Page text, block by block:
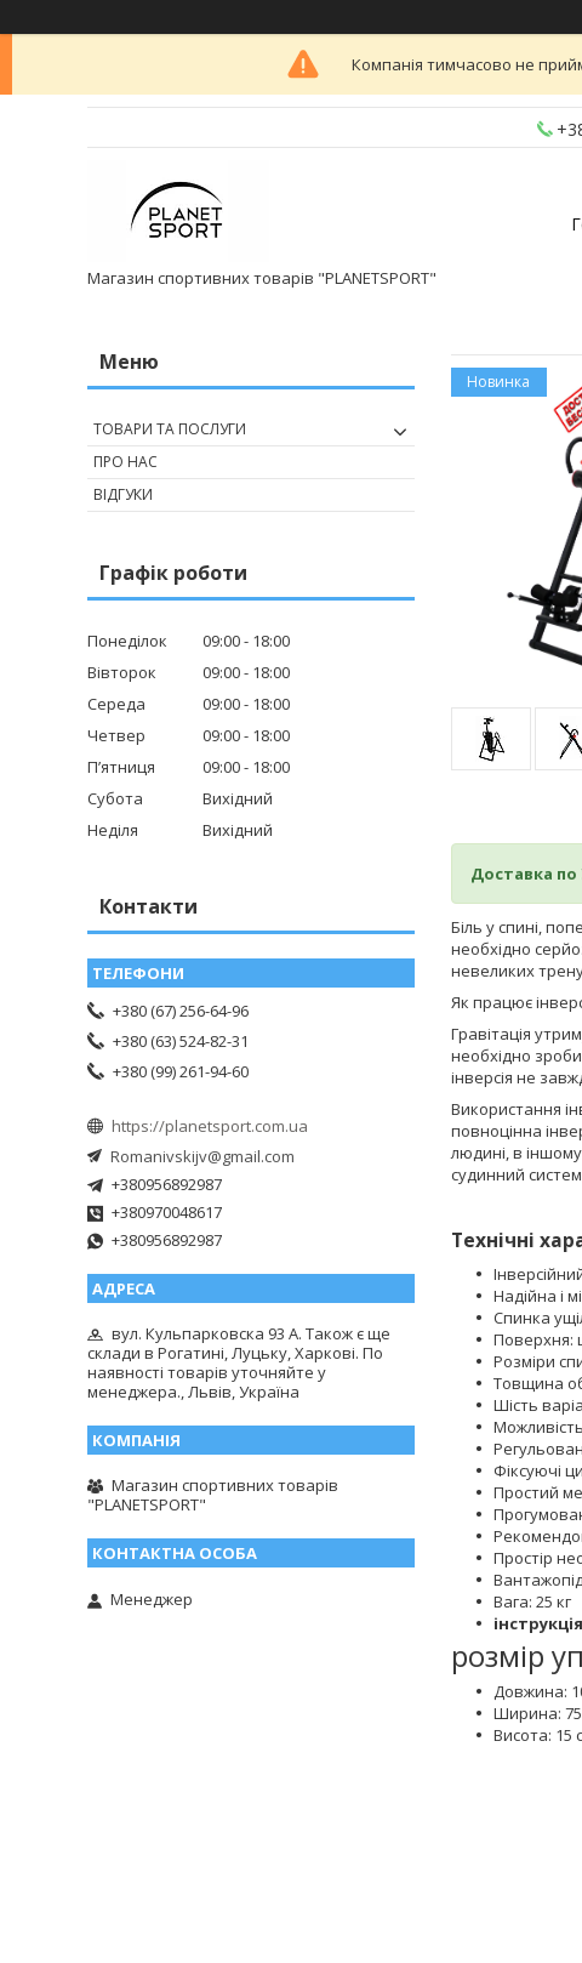
Компанія тимчасово не
Магазин спортивних товарів "PLANETSPORT"
Новинка
Доставка
Біль у спині,
необхідно
невеликих
Як працює
Гравітація
необхідно
інверсія не
Використання
повноцінна
людині, в
судинний
Технічні
Надійна і
Спинка
Поверхня:
Розміри
Товщина
Шість
Фіксуючі
Простий
Простір
Вага: 25 кг
розмір
Довжина:
Ширина:
Висота: 15
ТОВАРИ ТА ПОСЛУГИ
ПРО НАС
ВІДГУКИ
Графік роботи
Понеділок 09:00
18:00
Вівторок
09:00
18:00
Середа
09:00
18:00
Четвер
09:00
18:00
Пʼятниця
09:00
18:00
Субота
Вихідний
Неділя
Вихідний
Контакти
+380 (67) 256-64-96
+380 (63) 524-82-31
+380 (99) 261-94-60
https://planetsport.com.ua
Romanivskijv@gmail.com
+380956892987
+380970048617
+380956892987
вул. Кульпарковска 93 А. Також є ще
склади в Рогатині, Луцьку, Харкові. По
наявності товарів уточняйте у
менеджера., Львів, Україна
Магазин спортивних товарів
"PLANETSPORT"
Менеджер